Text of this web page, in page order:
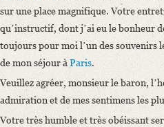
sur une place magnifique. Votre
quʼinstructif, dont jʼai eu le bonheur
toujours pour moi lʼun des souvenirs
de mon séjour à Paris.
Veuillez agréer, monsieur le baron,
admiration et de mes sentimens les
Votre très humble et très obéissant